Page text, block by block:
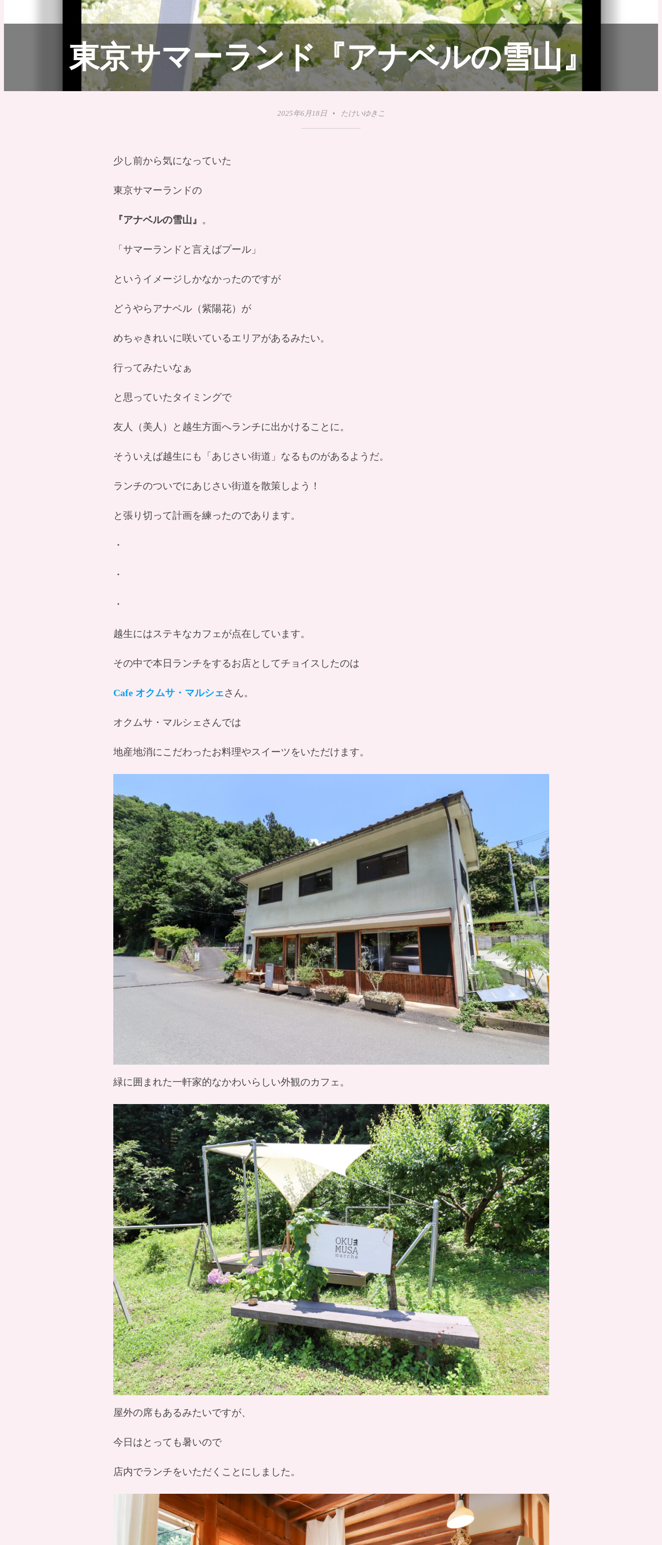
東京サマーランド『アナベルの雪山』
2025年6月18日 • たけいゆきこ
少し前から気になっていた
東京サマーランドの
『アナベルの雪山』 。
「サマーランドと言えばプール」
というイメージしかなかったのですが
どうやらアナベル（紫陽花）が
めちゃきれいに咲いているエリアがあるみたい。
行ってみたいなぁ
と思っていたタイミングで
友人（美人）と越生方面へランチに出かけることに。
そういえば越生にも「あじさい街道」なるものがあるようだ。
ランチのついでにあじさい街道を散策しよう！
と張り切って計画を練ったのであります。
・
・
・
越生にはステキなカフェが点在しています。
その中で本日ランチをするお店としてチョイスしたのは
Cafe オクムサ・マルシェさん。
オクムサ・マルシェさんでは
地産地消にこだわったお料理やスイーツをいただけます。
緑に囲まれた一軒家的なかわいらしい外観のカフェ。
屋外の席もあるみたいですが、
今日はとっても暑いので
店内でランチをいただくことにしました。